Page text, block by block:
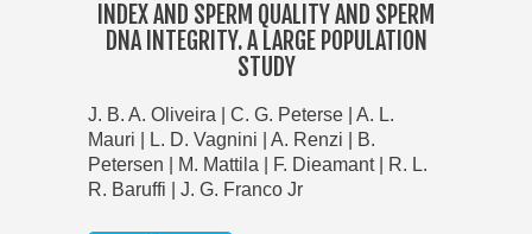
INDEX AND SPERM QUALITY AND SPERM
DNA INTEGRITY. A LARGE POPULATION
STUDY
J. B. A. Oliveira | C. G. Peterse | A. L.
Mauri | L. D. Vagnini | A. Renzi | B.
Petersen | M. Mattila | F. Dieamant | R. L.
R. Baruffi | J. G. Franco Jr